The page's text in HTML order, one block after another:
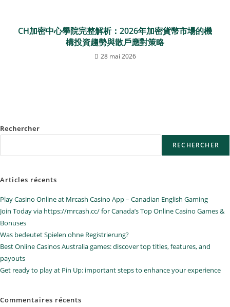
CH加密中心學院完整解析：2026年加密貨幣市場的機
構投資趨勢與散戶應對策略
28 mai 2026
Rechercher
RECHERCHER
Articles récents
Play Casino Online at Mrcash Casino App – Canadian English Gaming
Join Today via https://mrcash.cc/ for Canada’s Top Online Casino Games &
Bonuses
Was bedeutet Spielen ohne Registrierung?
Best Online Casinos Australia games: discover top titles, features, and
payouts
Get ready to play at Pin Up: important steps to enhance your experience
Commentaires récents